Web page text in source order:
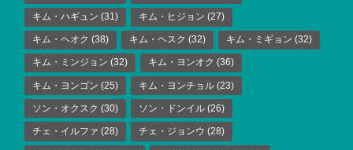
キム・ハギュン (31) キム・ヒジョン (27)
キム・ヘオク (38) キム・ヘスク (32) キム・ミギョン (32)
キム・ミンジョン (32) キム・ヨンオク (36)
キム・ヨンゴン (25) キム・ヨンチョル (23)
ソン・オクスク (30) ソン・ドンイル (26)
チェ・イルファ (28) チェ・ジョンウ (28)